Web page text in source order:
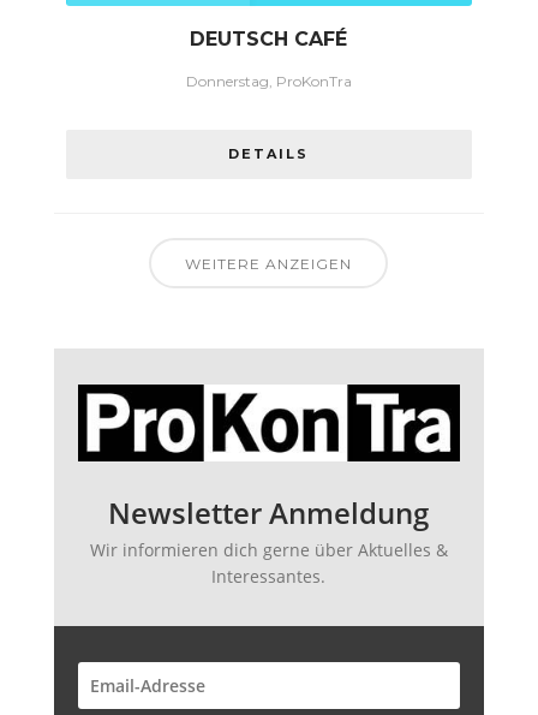
DEUTSCH CAFÉ
Donnerstag, ProKonTra
DETAILS
WEITERE ANZEIGEN
Newsletter Anmeldung
Wir informieren dich gerne über Aktuelles &
Interessantes.